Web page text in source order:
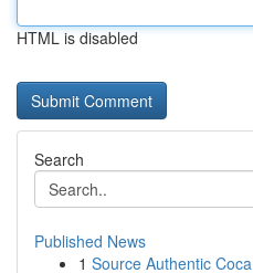
HTML is disabled
Search
Published News
1 Source Authentic